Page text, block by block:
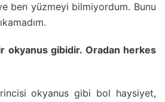
ben yüzmeyi bilmiyordum. Bunu
okyanus gibidir. Oradan herkes
okyanus gibi bol haysiyet,